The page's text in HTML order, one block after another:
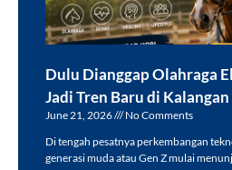
Dulu Dianggap Olahraga
Jadi Tren Baru di Kalangan
June 21, 2026
No Comments
Di tengah pesatnya perkembangan
generasi muda atau Gen Z mulai